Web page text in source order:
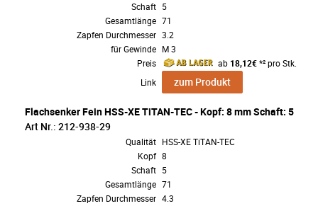
Schaft 5
Gesamtlänge 71
Zapfen Durchmesser 3.2
für Gewinde M 3
Preis
ab 18,12€*² pro Stk.
Link
zum Produkt
Flachsenker Fein HSS-XE TiTAN-TEC - Kopf: 8 mm Schaft: 5
Art Nr.: 212-938-29
Qualität HSS-XE TiTAN-TEC
Kopf 8
Schaft 5
Gesamtlänge 71
Zapfen Durchmesser 4.3